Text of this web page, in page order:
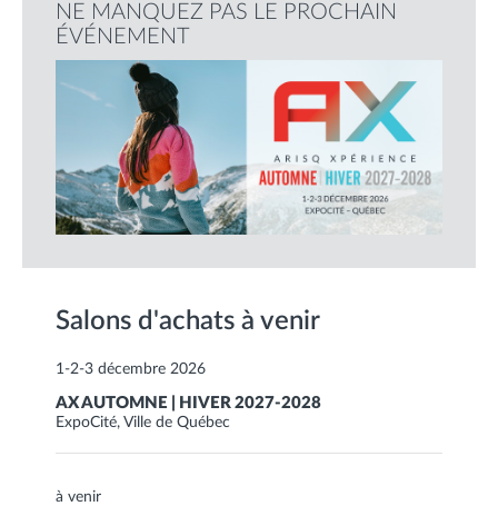
NE MANQUEZ PAS LE PROCHAIN
ÉVÉNEMENT
Salons d'achats à venir
1-2-3 décembre 2026
AX AUTOMNE | HIVER 2027-2028
ExpoCité, Ville de Québec
à venir